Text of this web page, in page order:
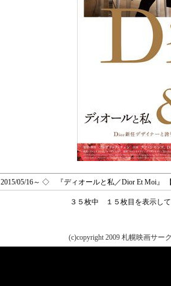
2015/05/16～ ◇ 『ディオールと私／Dior Et Moi』
３５枚中 １５枚目を表示し
(c)copyright 2009 札幌映画サー